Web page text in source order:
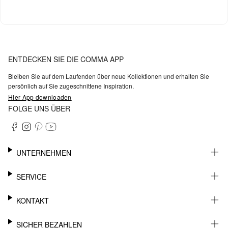
ENTDECKEN SIE DIE COMMA APP
Bleiben Sie auf dem Laufenden über neue Kollektionen und erhalten Sie
persönlich auf Sie zugeschnittene Inspiration.
Hier App downloaden
FOLGE UNS ÜBER
UNTERNEHMEN
KARRIERE
BARRIEREFREIHEIT
SERVICE
WHATSAPP
MEIN KONTO
KONTAKT
SUPPORT
SICHER BEZAHLEN